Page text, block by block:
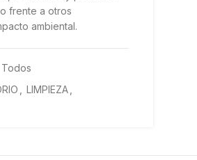
frente a otros
ambiental.
Todos
LIMPIEZA